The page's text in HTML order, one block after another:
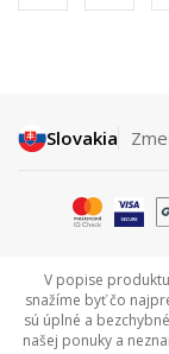
Slovakia
V popise
snažíme byť čo
sú úplné a
našej ponuky a